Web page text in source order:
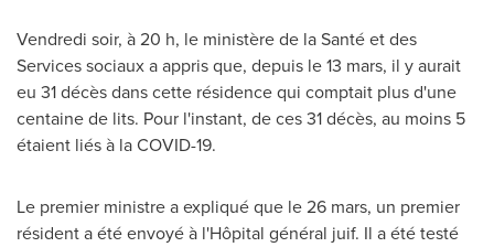
Vendredi soir, à 20 h, le ministère de la Santé et des
Services sociaux a appris que, depuis le 13 mars, il y aurait
eu 31 décès dans cette résidence qui comptait plus d'une
centaine de lits. Pour l'instant, de ces 31 décès, au moins 5
étaient liés à la COVID-19.
Le premier ministre a expliqué que le 26 mars, un premier
résident a été envoyé à l'Hôpital général juif. Il a été testé